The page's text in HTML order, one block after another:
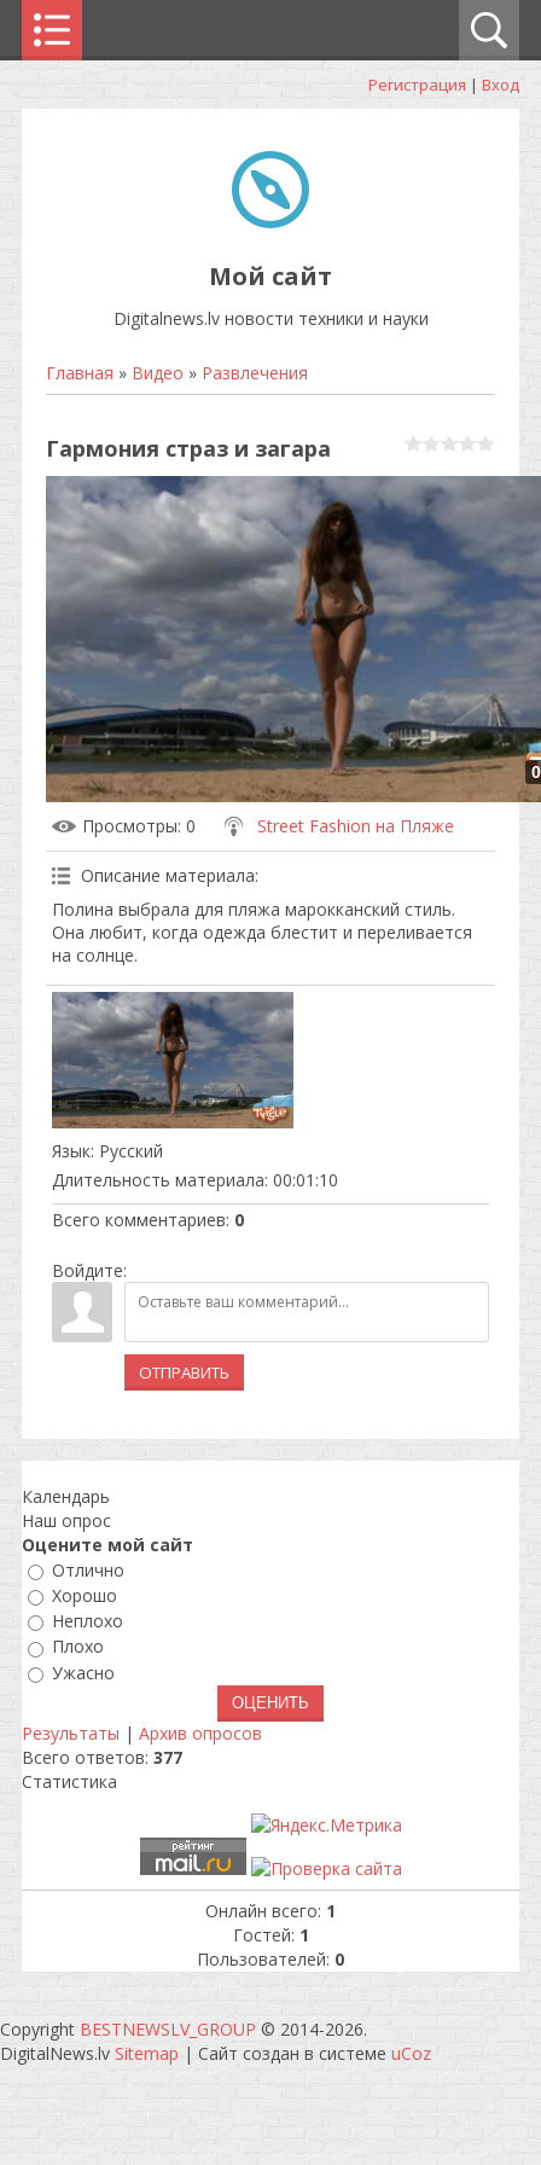
Регистрация | Вход
Мой сайт
Digitalnews.lv новости техники и науки
Главная » Видео » Развлечения
Гармония страз и загара
Просмотры: 0 Street Fashion на Пляже
Описание материала:
Полина выбрала для пляжа марокканский стиль.
Она любит, когда одежда блестит и переливается
на солнце.
Язык: Русский
Длительность материала: 00:01:10
Всего комментариев: 0
Войдите:
ОТПРАВИТЬ
Календарь
Наш опрос
Оцените мой сайт
Отлично
Хорошо
Неплохо
Плохо
Ужасно
Результаты | Архив опросов
Всего ответов: 377
Статистика
Онлайн всего: 1
Гостей: 1
Пользователей: 0
Copyright BESTNEWSLV_GROUP © 2014-2026.
DigitalNews.lv Sitemap | Сайт создан в системе uCoz